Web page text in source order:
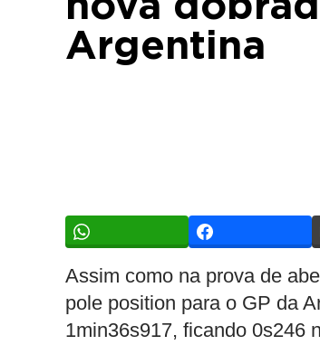
Argentina
Assim como na prova de
pole position para o GP da
1min36s917, ficando 0s246